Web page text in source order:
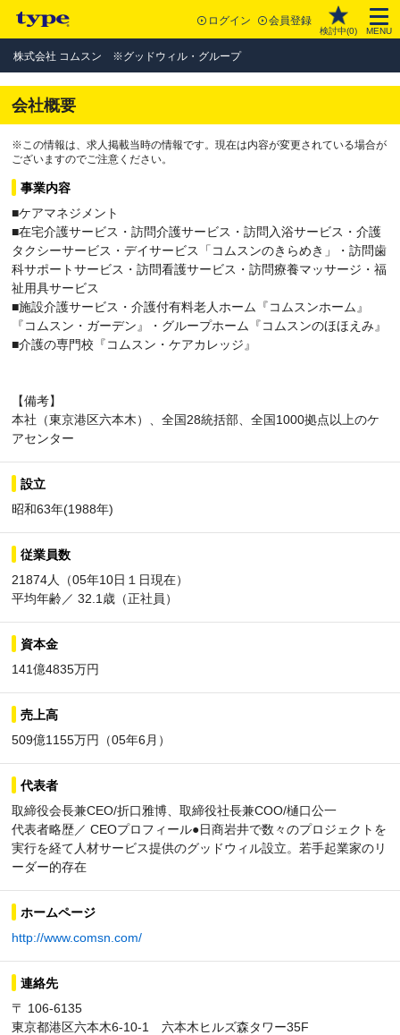
ログイン 会員登録
検討中(0) MENU
株式会社 コムスン ※グッドウィル・グループ
会社概要
※この情報は、求人掲載当時の情報です。現在は内容が変更されている場合が
ございますのでご注意ください。
事業内容
■ケアマネジメント
■在宅介護サービス・訪問介護サービス・訪問入浴サービス・介護
タクシーサービス・デイサービス「コムスンのきらめき」・訪問歯
科サポートサービス・訪問看護サービス・訪問療養マッサージ・福
祉用具サービス
■施設介護サービス・介護付有料老人ホーム『コムスンホーム』
『コムスン・ガーデン』・グループホーム『コムスンのほほえみ』
■介護の専門校『コムスン・ケアカレッジ』
【備考】
本社（東京港区六本木）、全国28統括部、全国1000拠点以上のケ
アセンター
設立
昭和63年(1988年)
従業員数
21874人（05年10日１日現在）
平均年齢／ 32.1歳（正社員）
資本金
141億4835万円
売上高
509億1155万円（05年6月）
代表者
取締役会長兼CEO/折口雅博、取締役社長兼COO/樋口公一
代表者略歴／ CEOプロフィール●日商岩井で数々のプロジェクトを
実行を経て人材サービス提供のグッドウィル設立。若手起業家のリ
ーダー的存在
ホームページ
http://www.comsn.com/
連絡先
〒 106-6135
東京都港区六本木6-10-1 六本木ヒルズ森タワー35F